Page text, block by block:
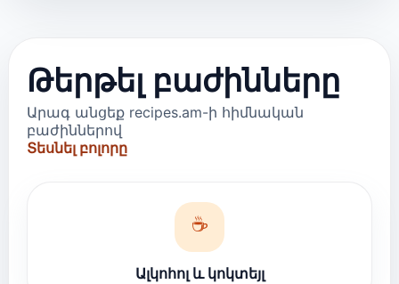
Թերթել բաժինները
Արագ անցեք recipes.am-ի հիմնական
բաժիններով
Տեսնել բոլորը
☕
Ալկոհոլ և կոկտեյլ